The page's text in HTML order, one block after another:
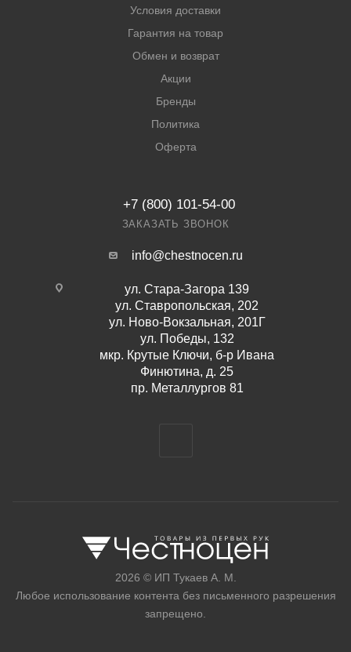
Условия доставки
Гарантия на товар
Обмен и возврат
Акции
Бренды
Политика
Оферта
+7 (800) 101-54-00
ЗАКАЗАТЬ ЗВОНОК
info@chestnocen.ru
ул. Стара-Загора 139
ул. Ставропольская, 202
ул. Ново-Вокзальная, 201Г
ул. Победы, 132
мкр. Крутые Ключи, б-р Ивана
Финютина, д. 25
пр. Металлургов 81
2026 © ИП Тукаев А. М.
Любое использование контента без письменного разрешения
запрещено.